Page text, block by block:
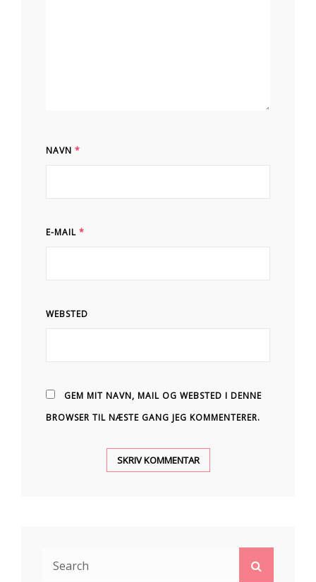
NAVN *
E-MAIL *
WEBSTED
GEM MIT NAVN, MAIL OG WEBSTED I DENNE
BROWSER TIL NÆSTE GANG JEG KOMMENTERER.